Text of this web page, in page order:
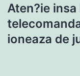
Aten?ie
ioneaza de